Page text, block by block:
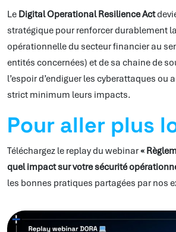
Le Digital Operational Resilience Act
stratégique pour renforcer durablement
opérationnelle du secteur financier au
entités concernées) et de sa chaine de
l’espoir d’endiguer les cyberattaques ou
strict minimum leurs impacts.
Pour aller plus
Téléchargez le replay du webinar«
quel impact sur votre sécurité
les bonnes pratiques partagées par nos